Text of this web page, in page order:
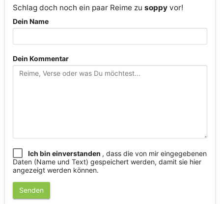
Schlag doch noch ein paar Reime zu soppy vor!
Dein Name
Dein Kommentar
Ich bin einverstanden , dass die von mir eingegebenen
Daten (Name und Text) gespeichert werden, damit sie hier
angezeigt werden können.
Senden